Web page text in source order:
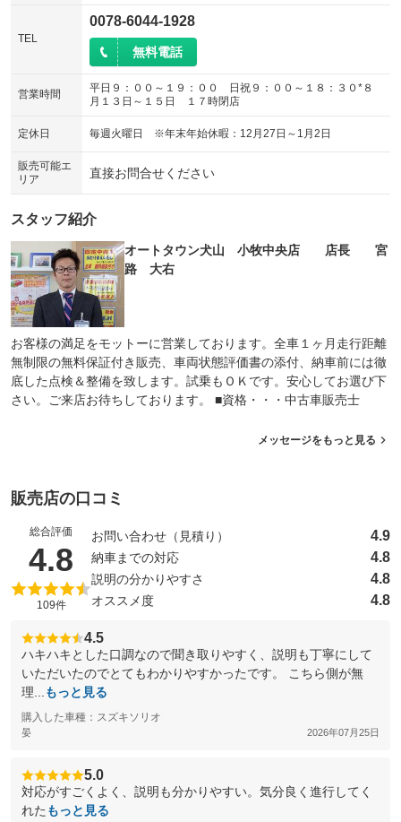
TEL
0078-6044-1928
無料電話
営業時間
平日９：００～１９：００ 日祝９：００～１８：３０*８
月１３日～１５日 １７時閉店
定休日 毎週火曜日 ※年末年始休暇：12月27日～1月2日
販売可能エ
リア
直接お問合せください
スタッフ紹介
オートタウン犬山 小牧中央店 店長 宮
路 大右
お客様の満足をモットーに営業しております。全車１ヶ月走行距離
無制限の無料保証付き販売、車両状態評価書の添付、納車前には徹
底した点検＆整備を致します。試乗もＯＫです。安心してお選び下
さい。ご来店お待ちしております。 ■資格・・・中古車販売士
メッセージをもっと見る
販売店の口コミ
総合評価
4.8 （5点満点中）
109件
お問い合わせ（見積り） 4.9
納車までの対応 4.8
説明の分かりやすさ 4.8
オススメ度 4.8
4.5
ハキハキとした口調なので聞き取りやすく、説明も丁寧にして
いただいたのでとてもわかりやすかったです。 こちら側が無
理...
もっと見る
購入した車種：スズキソリオ
晏 2026年07月25日
5.0
対応がすごくよく、説明も分かりやすい。気分良く進行してく
れた もっと見る